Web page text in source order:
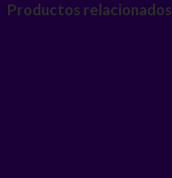
Productos relacionados